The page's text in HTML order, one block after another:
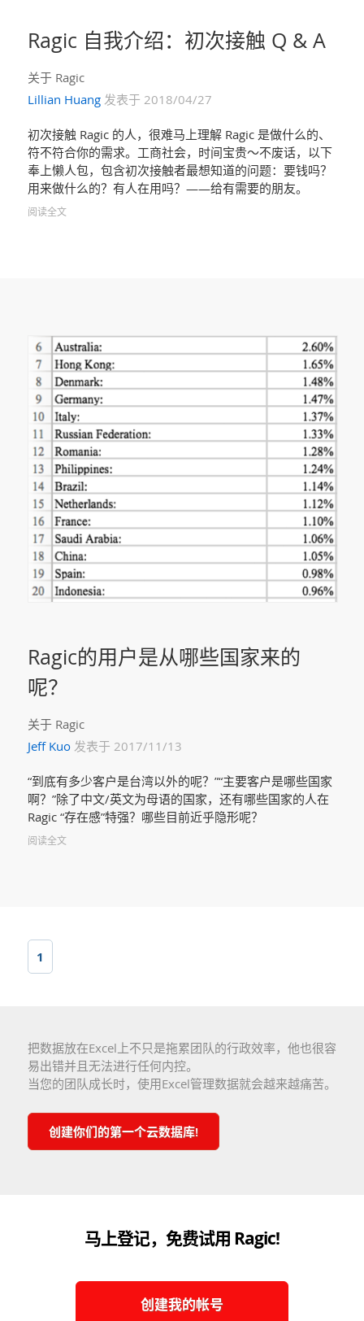
Ragic 自我介绍：初次接触 Q & A
关于 Ragic
Lillian Huang发表于 2018/04/27
初次接触 Ragic 的人，很难马上理解 Ragic 是做什么的、
符不符合你的需求。工商社会，时间宝贵～不废话，以下
奉上懒人包，包含初次接触者最想知道的问题：要钱吗？
用来做什么的？有人在用吗？——给有需要的朋友。
阅读全文
Ragic的用户是从哪些国家来的
呢？
关于 Ragic
Jeff Kuo发表于 2017/11/13
“到底有多少客户是台湾以外的呢？”“主要客户是哪些国家
啊？”除了中文/英文为母语的国家，还有哪些国家的人在
Ragic “存在感”特强？哪些目前近乎隐形呢？
阅读全文
1
把数据放在Excel上不只是拖累团队的行政效率，他也很容
易出错并且无法进行任何内控。
当您的团队成长时，使用Excel管理数据就会越来越痛苦。
创建你们的第一个云数据库!
马上登记，免费试用 Ragic!
创建我的帐号